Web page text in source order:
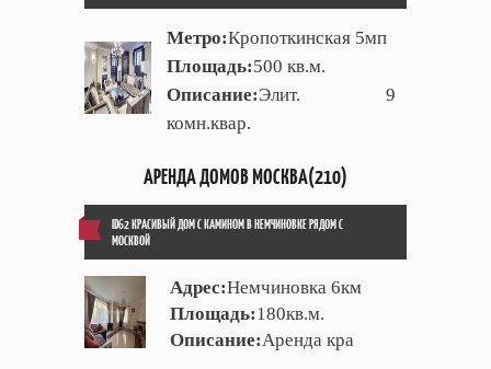
Метро:Кропоткинская 5мп
Площадь:500 кв.м.
Описание:Элит. 9
комн.квар.
АРЕНДА ДОМОВ МОСКВА(210)
ID62 КРАСИВЫЙ ДОМ С КАМИНОМ В НЕМЧИНОВКЕ РЯДОМ С
МОСКВОЙ
Адрес:Немчиновка 6км
Площадь:180кв.м.
Описание:Аренда кра